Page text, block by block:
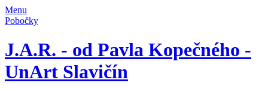
Menu
Pobočky
J.A.R. - od Pavla Kopečného -
UnArt Slavičín